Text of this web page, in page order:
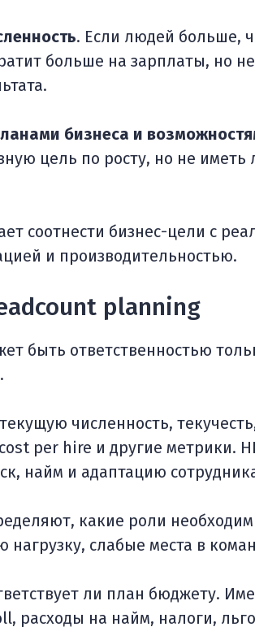
. Если людей больше,
больше на зарплаты, но
бизнеса и
цель по росту, но не
соотнести бизнес-цели с
и производительностью.
planning
быть ответственностью
численность,
per hire и другие метрики.
найм и адаптацию
какие роли
нагрузку, слабые места в
ли план бюджету.
расходы на найм, налоги,